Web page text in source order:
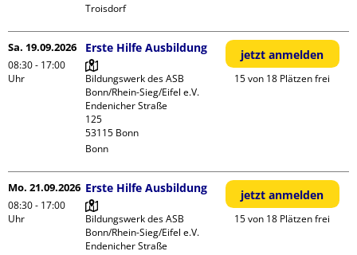
Troisdorf
Sa. 19.09.2026
08:30 - 17:00
Uhr
Erste Hilfe Ausbildung
Bildungswerk des ASB
Bonn/Rhein-Sieg/Eifel e.V.
Endenicher Straße
125
Bonn
jetzt anmelden
15 von 18 Plätzen frei
Mo. 21.09.2026
08:30 - 17:00
Uhr
Erste Hilfe Ausbildung
Bildungswerk des ASB
Bonn/Rhein-Sieg/Eifel e.V.
Endenicher Straße
jetzt anmelden
15 von 18 Plätzen frei